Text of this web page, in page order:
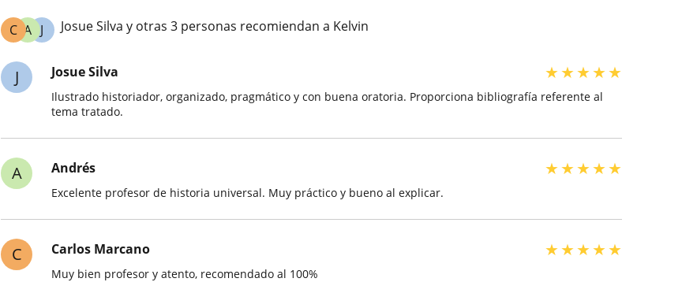
J
A
C Josue Silva y otras 3 personas recomiendan a Kelvin
J Josue Silva ★★★★★
Ilustrado historiador, organizado, pragmático y con buena oratoria. Proporciona bibliografía referente al
tema tratado.
A Andrés ★★★★★
Excelente profesor de historia universal. Muy práctico y bueno al explicar.
C Carlos Marcano ★★★★★
Muy bien profesor y atento, recomendado al 100%